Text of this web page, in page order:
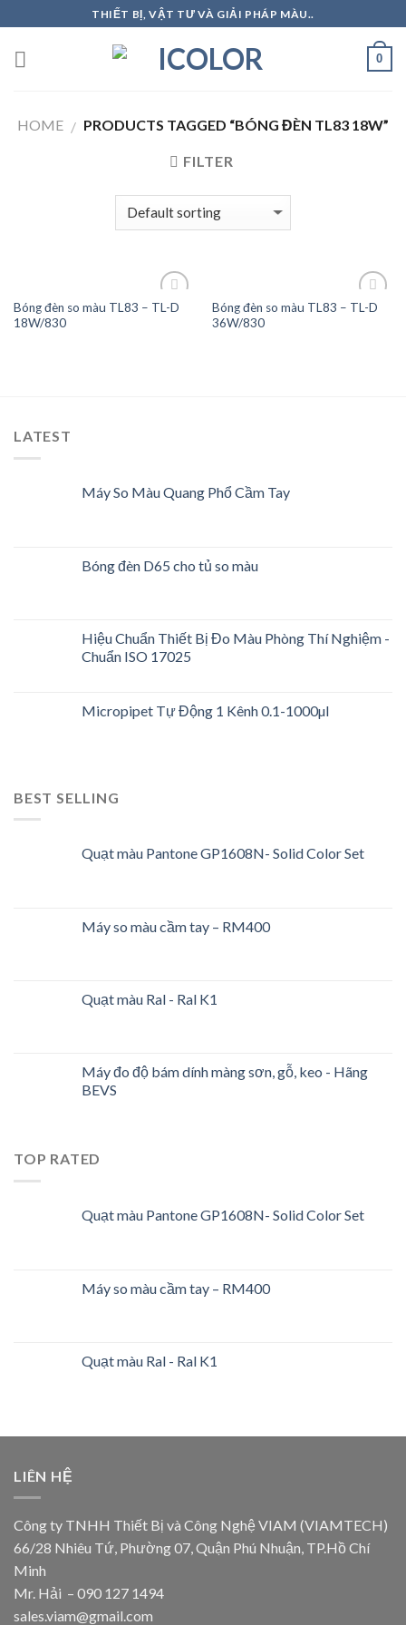
to
content
THIẾT BỊ, VẬT TƯ VÀ GIẢI PHÁP MÀU..
0
HOME / PRODUCTS TAGGED “BÓNG ĐÈN TL83 18W”
FILTER
Bóng đèn so màu TL83 – TL-D
18W/830
Bóng đèn so màu TL83 – TL-D
36W/830
LATEST
Máy So Màu Quang Phổ Cầm Tay
Bóng đèn D65 cho tủ so màu
Hiệu Chuẩn Thiết Bị Đo Màu Phòng Thí Nghiệm -
Chuẩn ISO 17025
Micropipet Tự Động 1 Kênh 0.1-1000µl
BEST SELLING
Quạt màu Pantone GP1608N- Solid Color Set
Máy so màu cầm tay – RM400
Quạt màu Ral - Ral K1
Máy đo độ bám dính màng sơn, gỗ, keo - Hãng
BEVS
TOP RATED
Quạt màu Pantone GP1608N- Solid Color Set
Máy so màu cầm tay – RM400
Quạt màu Ral - Ral K1
LIÊN HỆ
Công ty TNHH Thiết Bị và Công Nghệ VIAM (VIAMTECH)
66/28 Nhiêu Tứ, Phường 07, Quận Phú Nhuận, TP.Hồ Chí
Minh
Mr. Hải – 090 127 1494
sales.viam@gmail.com